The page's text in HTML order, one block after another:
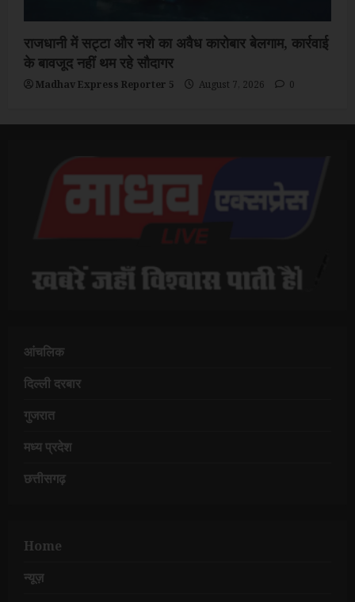
राजधानी में सट्टा और नशे का अवैध कारोबार बेलगाम, कार्रवाई
के बावजूद नहीं थम रहे सौदागर
Madhav Express Reporter 5 August 7, 2026 0
आंचलिक
दिल्ली दरबार
गुजरात
मध्य प्रदेश
छत्तीसगढ़
Home
न्यूज़